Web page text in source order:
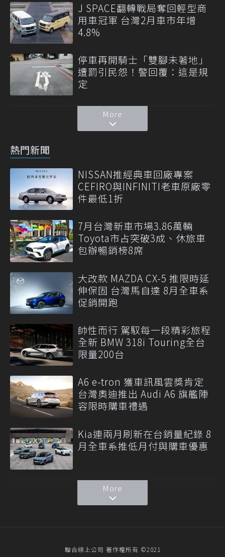
J SPACE翻轉戰局奪回輕型商
用車冠軍 台灣2月車市年增
4.8%
停車再開騎士「雙腳未著地」
遭罰引民怨！警回覆：這是規
定
More
熱門新聞
NISSAN推經典車回廠專案
CEFIRO與INFINITI老車原廠零
件最低1折
7月台灣新車市場3.86萬輛
Toyota市占突破3成、休旅車
包辦暢銷榜8席
大改款 MAZDA CX-5 推限時延
伸保固 台灣馬自達 8月全車系
促銷開跑
帥性而行 駕馭每一段精彩旅程
全新 BMW 318i Touring全台
限量200台
A6 e-tron 獲車訊風雲獎肯定
台灣奧迪推出 Audi A6 旗艦陣
容限時購車禮遇
Kia連兩月刷新在台銷量紀錄 8
月全車系推低月付與購車優惠
More
聯合線上公司 著作權所有 ©2021